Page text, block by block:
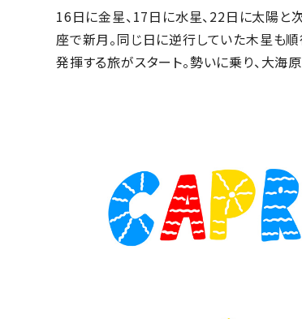
16日に金星、17日に水星、22日に太陽と
座で新月。同じ日に逆行していた木星も
発揮する旅がスタート。勢いに乗り、大海